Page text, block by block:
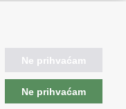
Ne prihvaćam
Ne prihvaćam